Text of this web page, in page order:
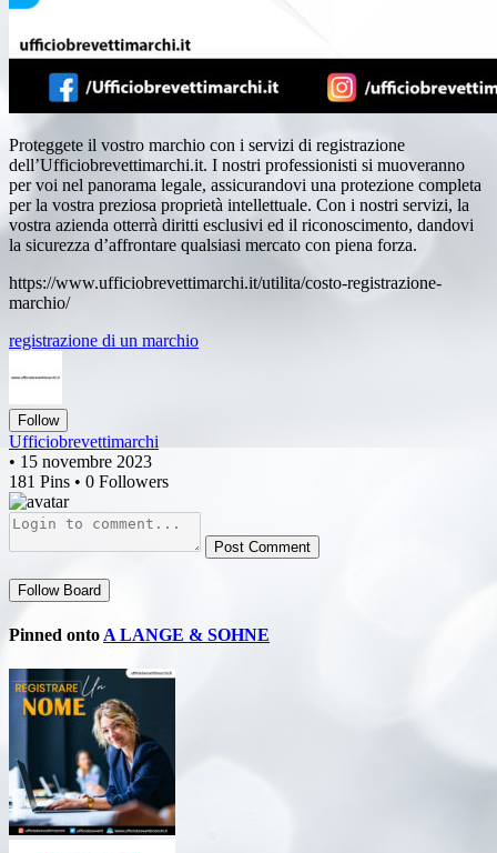
Proteggete il vostro marchio con i servizi di registrazione
dell’Ufficiobrevettimarchi.it. I nostri professionisti si muoveranno
per voi nel panorama legale, assicurandovi una protezione completa
per la vostra preziosa proprietà intellettuale. Con i nostri servizi, la
vostra azienda otterrà diritti esclusivi ed il riconoscimento, dandovi
la sicurezza d’affrontare qualsiasi mercato con piena forza.
https://www.ufficiobrevettimarchi.it/utilita/costo-registrazione-
marchio/
registrazione di un marchio
Follow
Ufficiobrevettimarchi
• 15 novembre 2023
181 Pins • 0 Followers
Post Comment
Follow Board
Pinned onto A LANGE & SOHNE